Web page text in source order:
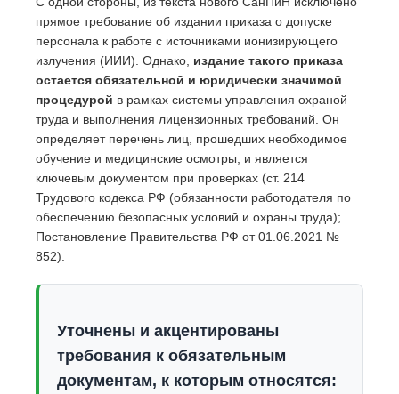
прямое требование об издании приказа о допуске
персонала к работе с источниками ионизирующего
излучения (ИИИ). Однако, издание такого приказа
остается обязательной и юридически значимой
процедурой в рамках системы управления охраной
труда и выполнения лицензионных требований. Он
определяет перечень лиц, прошедших необходимое
обучение и медицинские осмотры, и является
ключевым документом при проверках (ст. 214
Трудового кодекса РФ (обязанности работодателя по
обеспечению безопасных условий и охраны труда);
Постановление Правительства РФ от 01.06.2021 №
852).
Уточнены и акцентированы
требования к обязательным
документам, к которым относятся: